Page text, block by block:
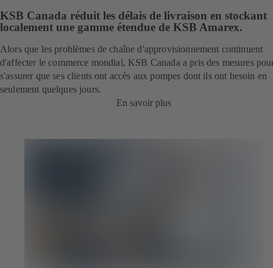
KSB Canada réduit les délais de livraison en stockant
localement une gamme étendue de KSB Amarex.
Alors que les problèmes de chaîne d'approvisionnement continuent
d'affecter le commerce mondial, KSB Canada a pris des mesures
s'assurer que ses clients ont accès aux pompes dont ils ont besoin en
seulement quelques jours.
En savoir plus